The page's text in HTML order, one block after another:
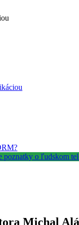
Michal